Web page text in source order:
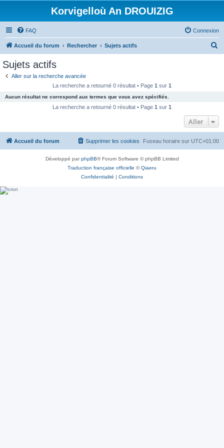
Korvigelloù An DROUIZIG
FAQ Connexion
Accueil du forum Rechercher Sujets actifs
c
e
Sujets actifs
Aller sur la recherche avancée
La recherche a retourné 0 résultat • Page 1 sur 1
Aucun résultat ne correspond aux termes que vous avez spécifiés.
La recherche a retourné 0 résultat • Page 1 sur 1
Aller
Accueil du forum Fuseau horaire sur UTC+01:00
Supprimer les cookies
Développé parphpBB® Forum Software © phpBB Limited
Traduction française officielle ©Qiaeru
Confidentialité | Conditions